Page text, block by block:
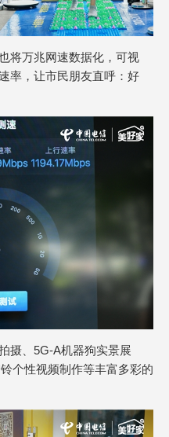
将万兆网速数据化，可视
率，让市民朋友直呼：好
摄、5G-A机器狗实景展
个性视频制作等丰富多彩的